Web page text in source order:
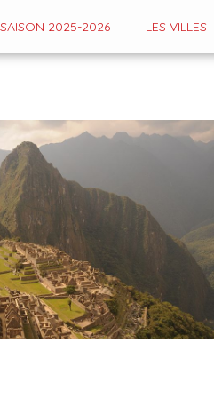
SAISON 2025-2026 LES VILLES